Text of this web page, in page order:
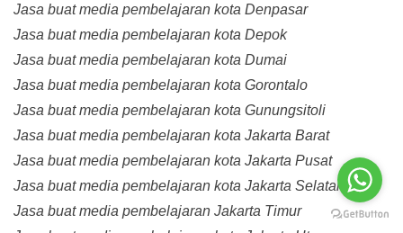
Jasa buat media pembelajaran kota Denpasar
Jasa buat media pembelajaran kota Depok
Jasa buat media pembelajaran kota Dumai
Jasa buat media pembelajaran kota Gorontalo
Jasa buat media pembelajaran kota Gunungsitoli
Jasa buat media pembelajaran kota Jakarta Barat
Jasa buat media pembelajaran kota Jakarta Pusat
Jasa buat media pembelajaran kota Jakarta Selatan
Jasa buat media pembelajaran Jakarta Timur